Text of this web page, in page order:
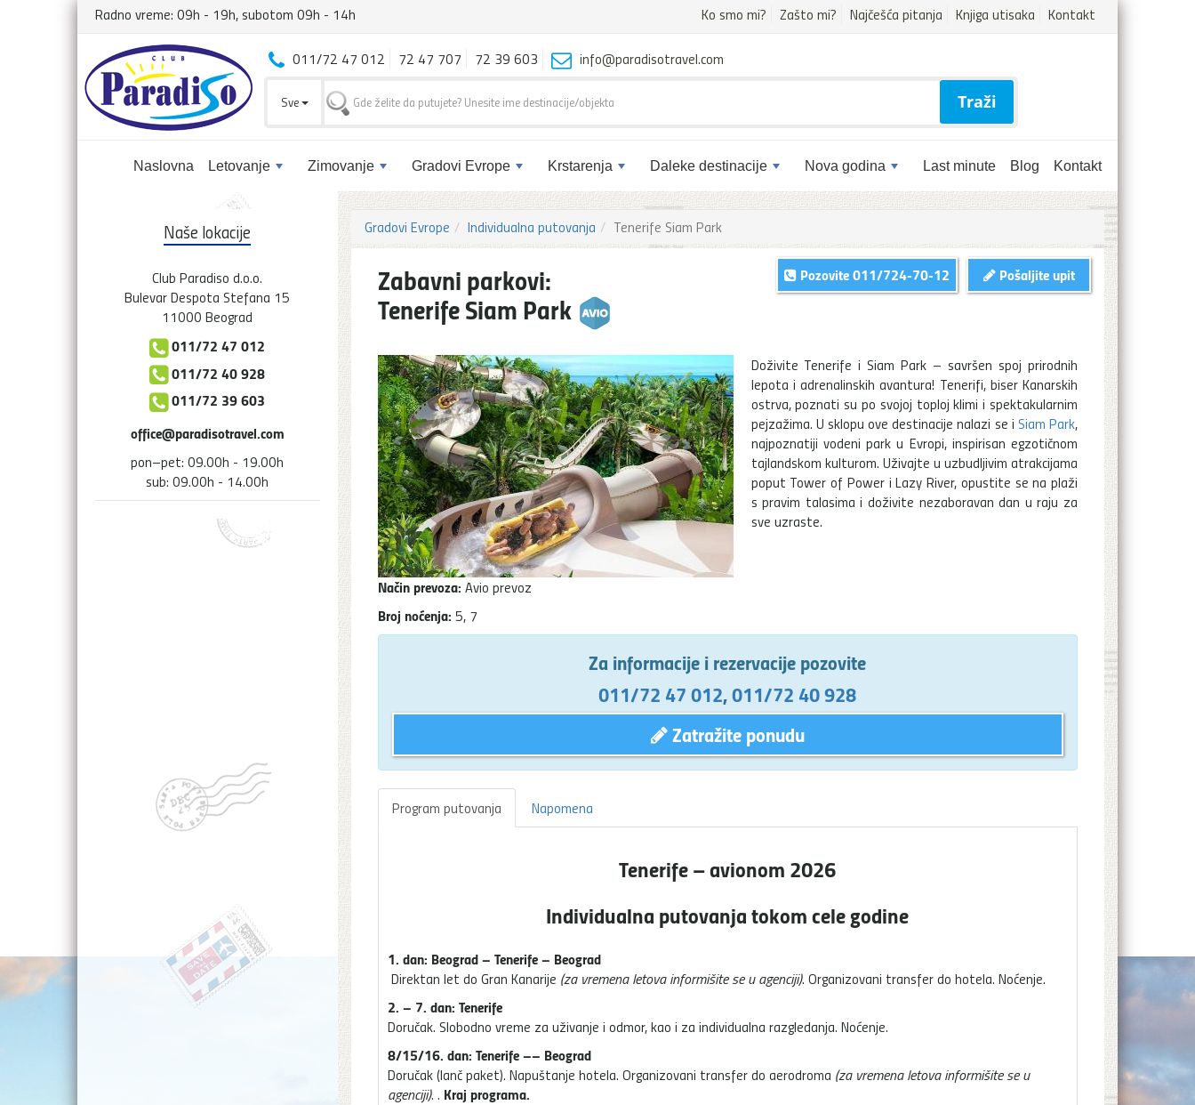
Radno vreme: 09h - 19h, subotom 09h - 14h Ko smo mi? Zašto mi? Najčešća pitanja Knjiga utisaka Kontakt
Naslovna Letovanje Zimovanje Gradovi Evrope Krstarenja Daleke destinacije Nova godina Last minute Blog Kontakt
011/72 47 012 72 47 707 72 39 603 info@paradisotravel.com
Sve Traži
Naše lokacije
Club Paradiso d.o.o.
Bulevar Despota Stefana 15
11000 Beograd
011/72 47 012
011/72 40 928
011/72 39 603
office@paradisotravel.com
pon–pet: 09.00h - 19.00h
sub: 09.00h - 14.00h
Gradovi Evrope Individualna putovanja Tenerife Siam Park
Zabavni parkovi:
Tenerife Siam Park
Pošaljite upit
Pozovite011/724-70-12
Doživite Tenerife i Siam Park – savršen spoj prirodnih
lepota i adrenalinskih avantura! Tenerifi, biser Kanarskih
ostrva, poznati su po svojoj toploj klimi i spektakularnim
pejzažima. U sklopu ove destinacije nalazi se i Siam Park,
najpoznatiji vodeni park u Evropi, inspirisan egzotičnom
tajlandskom kulturom. Uživajte u uzbudljivim atrakcijama
poput Tower of Power i Lazy River, opustite se na plaži
s pravim talasima i doživite nezaboravan dan u raju za
sve uzraste.
Način prevoza: Avio prevoz
Broj noćenja: 5, 7
Za informacije i rezervacije pozovite
011/72 47 012,011/72 40 928
Zatražite ponudu
Program putovanja Napomena
Tenerife – avionom 2026
Individualna putovanja tokom cele godine
1. dan: Beograd – Tenerife – Beograd
Direktan let do Gran Kanarije (za vremena letova informišite se u agenciji). Organizovani transfer do hotela. Noćenje.
2. – 7. dan: Tenerife
Doručak. Slobodno vreme za uživanje i odmor, kao i za individualna razgledanja. Noćenje.
8/15/16. dan: Tenerife –– Beograd
Doručak (lanč paket). Napuštanje hotela. Organizovani transfer do aerodroma (za vremena letova informišite se u
agenciji). . Kraj programa.